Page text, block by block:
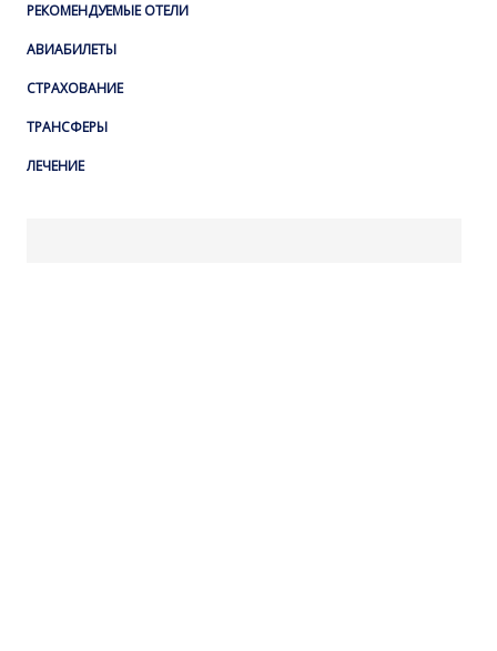
РЕКОМЕНДУЕМЫЕ ОТЕЛИ
АВИАБИЛЕТЫ
СТРАХОВАНИЕ
ТРАНСФЕРЫ
ЛЕЧЕНИЕ